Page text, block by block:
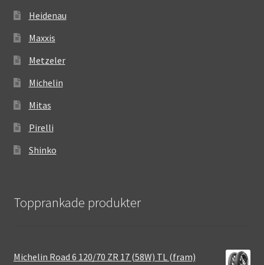
Heidenau
Maxxis
Metzeler
Michelin
Mitas
Pirelli
Shinko
Topprankade produkter
Michelin Road 6 120/70 ZR 17 (58W) TL (fram)